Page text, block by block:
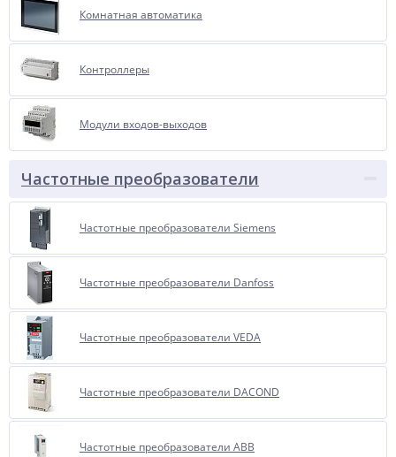
Комнатная автоматика
Контроллеры
Модули входов-выходов
Частотные преобразователи
Частотные преобразователи Siemens
Частотные преобразователи Danfoss
Частотные преобразователи VEDA
Частотные преобразователи DACOND
Частотные преобразователи ABB